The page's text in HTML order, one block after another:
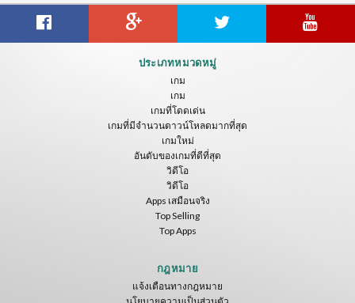
ToroGames
ฟรี
ประเภทหมวดหมู่
เกม
เกม
เกมที่โดดเด่น
เกมที่มีจำนวนดาวน์โหลดมากที่สุด
เกมใหม่
อันดับของเกมที่ดีที่สุด
วิดีโอ
วิดีโอ
Apps เสมือนจริง
Top Selling
Top Apps
กฎหมาย
แจ้งเตือนทางกฎหมาย